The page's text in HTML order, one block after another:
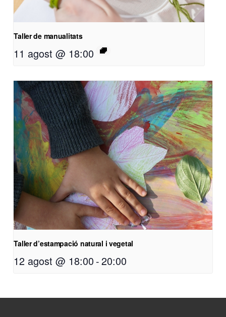
Taller de manualitats
11 agost @ 18:00
Taller d’estampació natural i vegetal
12 agost @ 18:00 -20:00